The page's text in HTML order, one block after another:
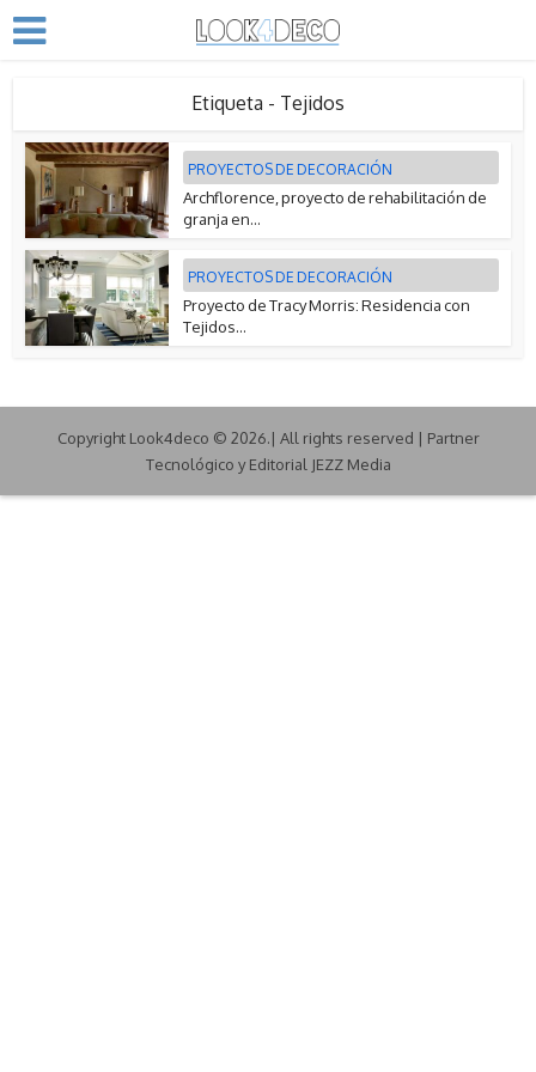
Etiqueta - Tejidos
PROYECTOS DE DECORACIÓN
Archflorence, proyecto de rehabilitación de
granja en...
PROYECTOS DE DECORACIÓN
Proyecto de Tracy Morris: Residencia con
Tejidos...
Copyright Look4deco © 2026.| All rights reserved | Partner
Tecnológico y Editorial JEZZ Media